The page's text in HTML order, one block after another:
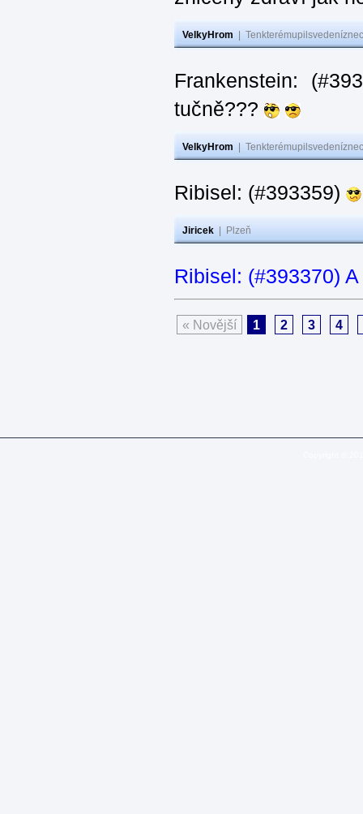
VelkyHrom
Frankenstein:
tučně???
VelkyHrom
Ribisel: (#393359)
Jiricek Plzeň
Ribisel: (#393370)
« Novější 1 2 3 4